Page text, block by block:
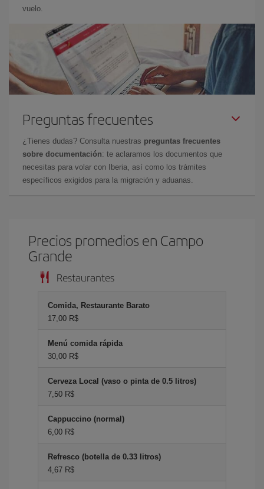
vuelo.
Preguntas frecuentes
¿Tienes dudas? Consulta nuestras preguntas frecuentes
sobre documentación: te aclaramos los documentos que
necesitas para volar con Iberia, así como los trámites
específicos exigidos para la migración y aduanas.
Precios promedios en Campo
Grande
Restaurantes
Comida, Restaurante Barato
17,00 R$
Menú comida rápida
30,00 R$
Cerveza Local (vaso o pinta de 0.5 litros)
7,50 R$
Cappuccino (normal)
6,00 R$
Refresco (botella de 0.33 litros)
4,67 R$